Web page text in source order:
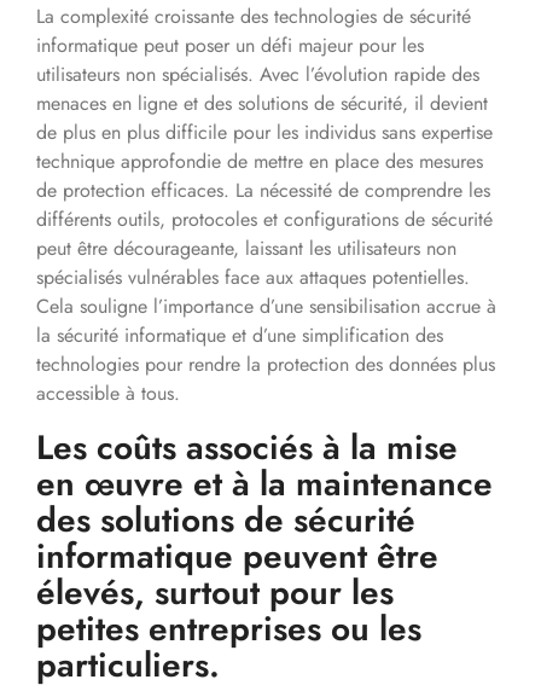
La complexité croissante des technologies de sécurité
informatique peut poser un défi majeur pour les
utilisateurs non spécialisés. Avec l’évolution rapide des
menaces en ligne et des solutions de sécurité, il devient
de plus en plus difficile pour les individus sans expertise
technique approfondie de mettre en place des mesures
de protection efficaces. La nécessité de comprendre les
différents outils, protocoles et configurations de sécurité
peut être décourageante, laissant les utilisateurs non
spécialisés vulnérables face aux attaques potentielles.
Cela souligne l’importance d’une sensibilisation accrue à
la sécurité informatique et d’une simplification des
technologies pour rendre la protection des données plus
accessible à tous.
Les coûts associés à la mise
en œuvre et à la maintenance
des solutions de sécurité
informatique peuvent être
élevés, surtout pour les
petites entreprises ou les
particuliers.